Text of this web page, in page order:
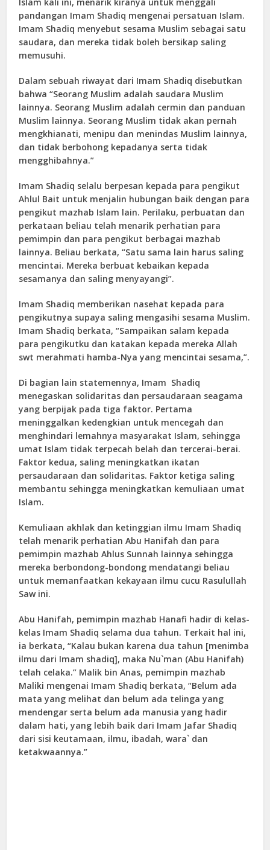
Islam kali ini, menarik kiranya untuk menggali
pandangan Imam Shadiq mengenai persatuan Islam.
Imam Shadiq menyebut sesama Muslim sebagai satu
saudara, dan mereka tidak boleh bersikap saling
memusuhi.
Dalam sebuah riwayat dari Imam Shadiq disebutkan
bahwa “Seorang Muslim adalah saudara Muslim
lainnya. Seorang Muslim adalah cermin dan panduan
Muslim lainnya. Seorang Muslim tidak akan pernah
mengkhianati, menipu dan menindas Muslim lainnya,
dan tidak berbohong kepadanya serta tidak
mengghibahnya.”
Imam Shadiq selalu berpesan kepada para pengikut
Ahlul Bait untuk menjalin hubungan baik dengan para
pengikut mazhab Islam lain. Perilaku, perbuatan dan
perkataan beliau telah menarik perhatian para
pemimpin dan para pengikut berbagai mazhab
lainnya. Beliau berkata, “Satu sama lain harus saling
mencintai. Mereka berbuat kebaikan kepada
sesamanya dan saling menyayangi”.
Imam Shadiq memberikan nasehat kepada para
pengikutnya supaya saling mengasihi sesama Muslim.
Imam Shadiq berkata, “Sampaikan salam kepada
para pengikutku dan katakan kepada mereka Allah
swt merahmati hamba-Nya yang mencintai sesama,”.
Di bagian lain statemennya, Imam Shadiq
menegaskan solidaritas dan persaudaraan seagama
yang berpijak pada tiga faktor. Pertama
meninggalkan kedengkian untuk mencegah dan
menghindari lemahnya masyarakat Islam, sehingga
umat Islam tidak terpecah belah dan tercerai-berai.
Faktor kedua, saling meningkatkan ikatan
persaudaraan dan solidaritas. Faktor ketiga saling
membantu sehingga meningkatkan kemuliaan umat
Islam.
Kemuliaan akhlak dan ketinggian ilmu Imam Shadiq
telah menarik perhatian Abu Hanifah dan para
pemimpin mazhab Ahlus Sunnah lainnya sehingga
mereka berbondong-bondong mendatangi beliau
untuk memanfaatkan kekayaan ilmu cucu Rasulullah
Saw ini.
Abu Hanifah, pemimpin mazhab Hanafi hadir di kelas-
kelas Imam Shadiq selama dua tahun. Terkait hal ini,
ia berkata, “Kalau bukan karena dua tahun [menimba
ilmu dari Imam shadiq], maka Nu`man (Abu Hanifah)
telah celaka.” Malik bin Anas, pemimpin mazhab
Maliki mengenai Imam Shadiq berkata, “Belum ada
mata yang melihat dan belum ada telinga yang
mendengar serta belum ada manusia yang hadir
dalam hati, yang lebih baik dari Imam Jafar Shadiq
dari sisi keutamaan, ilmu, ibadah, wara` dan
ketakwaannya.”